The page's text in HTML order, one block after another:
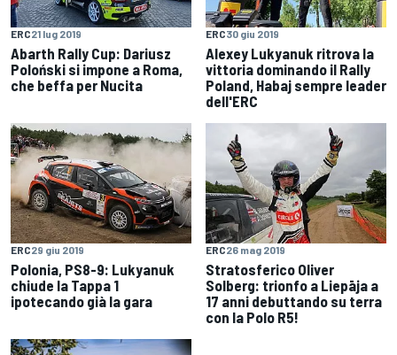
ERC21 lug 2019
Abarth Rally Cup: Dariusz
Poloński si impone a Roma,
che beffa per Nucita
ERC30 giu 2019
Alexey Lukyanuk ritrova la
vittoria dominando il Rally
Poland, Habaj sempre leader
dell'ERC
ERC29 giu 2019
Polonia, PS8-9: Lukyanuk
chiude la Tappa 1
ipotecando già la gara
ERC26 mag 2019
Stratosferico Oliver
Solberg: trionfo a Liepāja a
17 anni debuttando su terra
con la Polo R5!